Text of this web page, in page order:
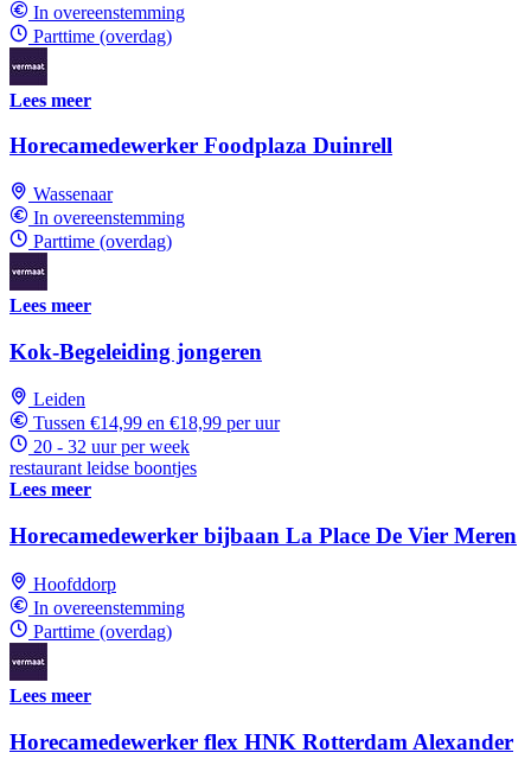
In overeenstemming
Parttime (overdag)
Lees meer
Horecamedewerker Foodplaza Duinrell
Wassenaar
In overeenstemming
Parttime (overdag)
Lees meer
Kok-Begeleiding jongeren
Leiden
Tussen €14,99 en €18,99 per uur
20 - 32 uur per week
restaurant leidse boontjes
Lees meer
Horecamedewerker bijbaan La Place De Vier Meren
Hoofddorp
In overeenstemming
Parttime (overdag)
Lees meer
Horecamedewerker flex HNK Rotterdam Alexander